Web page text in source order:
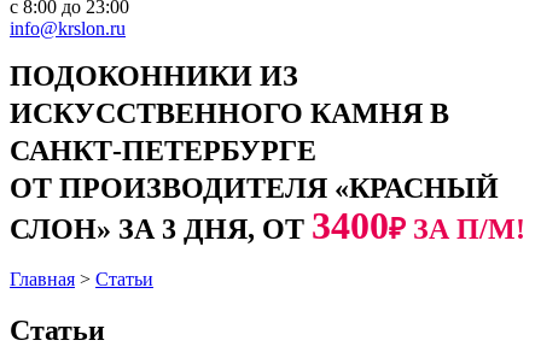
с 8:00 до 23:00
info@krslon.ru
ПОДОКОННИКИ ИЗ
ИСКУССТВЕННОГО КАМНЯ В
САНКТ-ПЕТЕРБУРГЕ
ОТ ПРОИЗВОДИТЕЛЯ «КРАСНЫЙ
СЛОН» ЗА 3 ДНЯ, ОТ 3400₽ ЗА П/М!
Главная > Статьи
Статьи